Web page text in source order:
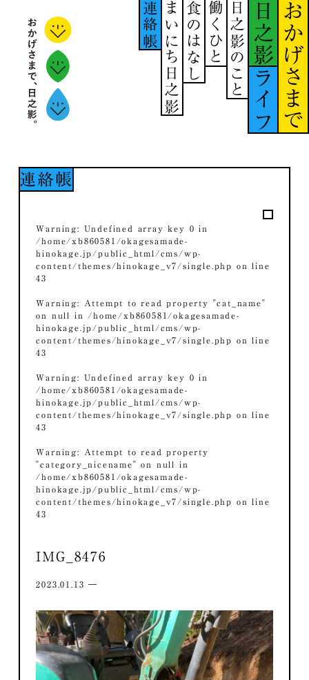
おかげさまで
日之影
ライフ
日之影のこと
働くひと
食のはなし
まいにち日之影
連絡帳
連絡帳
Warning: Undefined array key 0 in
/home/xb860581/okagesamade-
hinokage.jp/public_html/cms/wp-
content/themes/hinokage_v7/single.php
on line
43
Warning: Attempt to read property "cat_name"
on null in /home/xb860581/okagesamade-
hinokage.jp/public_html/cms/wp-
content/themes/hinokage_v7/single.php
on line
43
Warning: Undefined array key 0 in
/home/xb860581/okagesamade-
hinokage.jp/public_html/cms/wp-
content/themes/hinokage_v7/single.php
on line
43
Warning: Attempt to read property
"category_nicename" on null in
/home/xb860581/okagesamade-
hinokage.jp/public_html/cms/wp-
content/themes/hinokage_v7/single.php
on line
43
IMG_8476
2023.01.13 ―